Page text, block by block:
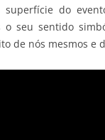
do
seu sentido
de nós mesmos e